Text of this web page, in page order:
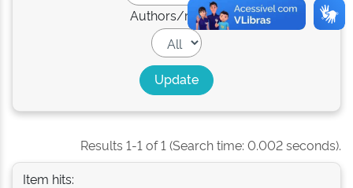
Authors/record
Results 1-1 of 1 (Search time: 0.002 seconds).
Item hits: